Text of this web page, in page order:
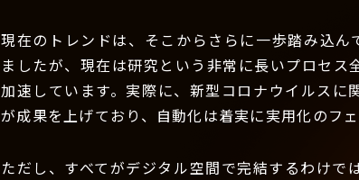
現在のトレンドは、そこからさらに一歩踏み込
ましたが、現在は研究という非常に長いプロセ
加速しています。実際に、新型コロナウイルス
が成果を上げており、自動化は着実に実用化のフェ
ただし、すべてがデジタル空間で完結するわけ